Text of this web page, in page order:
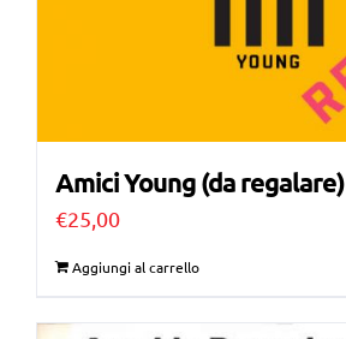
Amici Young (da regalare)
€25,00
Aggiungi al carrello